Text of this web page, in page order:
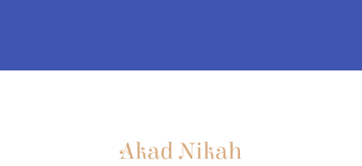
Akad Nikah